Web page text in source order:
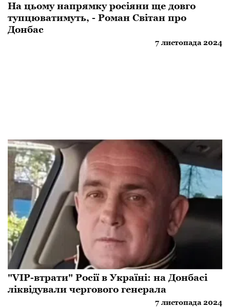
На цьому напрямку росіяни ще довго
тупцюватимуть, - Роман Світан про
Донбас
7 листопада 2024
"VIP-втрати" Росії в Україні: на Донбасі
ліквідували чергового генерала
7 листопада 2024